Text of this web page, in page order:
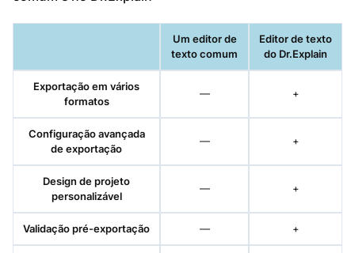
Um editor de
texto comum
Editor de texto
do Dr.Explain
Exportação em vários
formatos
— +
Configuração avançada
de exportação
— +
Design de projeto
personalizável
— +
Validação pré-exportação — +